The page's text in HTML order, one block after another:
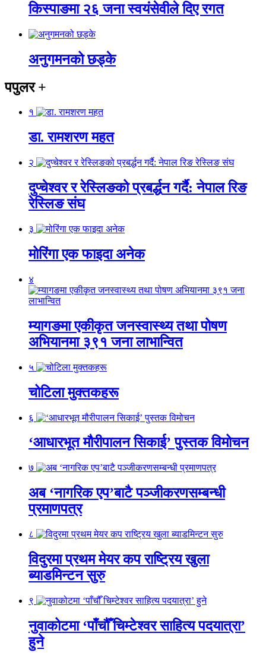
किस्पाङमा २६ जना स्वयंसेवीले दिए रगत
अनुगमनको छड्के
पपुलर+
१
डा. रामशरण महत
२
दुप्चेश्वर र रेस्लिङको प्रबर्द्धन गर्दै: नेपाल रिङ
रेस्लिङ संघ
३
मोरिंगा एक फाइदा अनेक
४
म्यागङमा एकीकृत जनस्वास्थ्य तथा पोषण
अभियानमा ३९१ जना लाभान्वित
५
चोटिला मुक्तकहरू
६
‘आधारभूत मौरीपालन सिकाई’ पुस्तक विमोचन
७
अब ‘नागरिक एप’बाटै पञ्जीकरणसम्बन्धी
प्रमाणपत्र
८
विदुरमा प्रथम मेयर कप राष्ट्रिय खुला
ब्याडमिन्टन सुरु
९
नुवाकोटमा ‘पाँचौँ चिम्टेश्वर साहित्य पदयात्रा’
हुने